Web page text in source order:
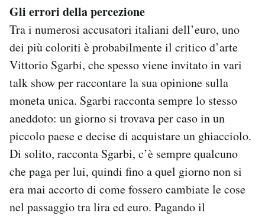
Gli errori della percezione
Tra i numerosi accusatori italiani dell’euro, uno
dei più coloriti è probabilmente il critico d’arte
Vittorio Sgarbi, che spesso viene invitato in vari
talk show per raccontare la sua opinione sulla
moneta unica. Sgarbi racconta sempre lo stesso
aneddoto: un giorno si trovava per caso in un
piccolo paese e decise di acquistare un ghiacciolo.
Di solito, racconta Sgarbi, c’è sempre qualcuno
che paga per lui, quindi fino a quel giorno non si
era mai accorto di come fossero cambiate le cose
nel passaggio tra lira ed euro. Pagando il